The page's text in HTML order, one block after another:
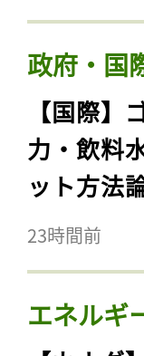
政府・国
【国際
力・飲料
ット方法
23時間前
エネルギ